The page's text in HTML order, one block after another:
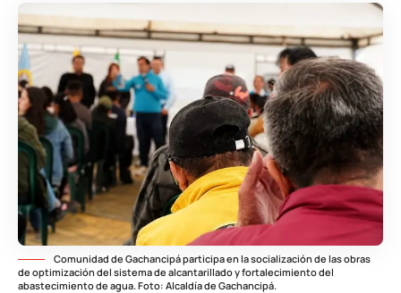
Comunidad de Gachancipá participa en la socialización de las obras
de optimización del sistema de alcantarillado y fortalecimiento del
abastecimiento de agua. Foto: Alcaldía de Gachancipá.